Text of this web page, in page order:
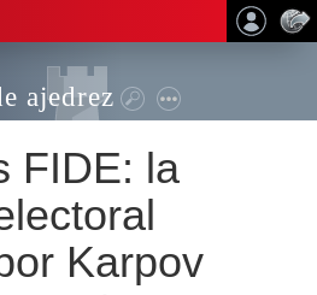
ajedrez
FIDE: la
Karpov